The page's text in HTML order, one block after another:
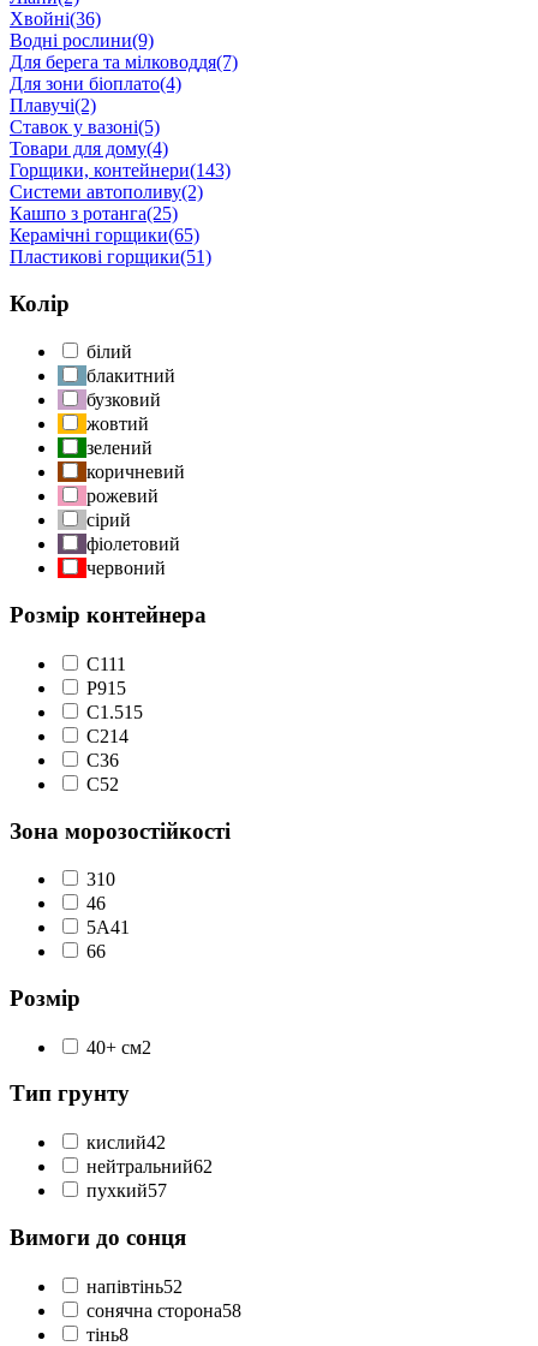
Хвойні(36)
Водні рослини(9)
Для берега та мілководдя(7)
Для зони біоплато(4)
Плавучі(2)
Ставок у вазоні(5)
Товари для дому(4)
Горщики, контейнери(143)
Системи автополиву(2)
Кашпо з ротанга(25)
Керамічні горщики(65)
Пластикові горщики(51)
Колір
білий
блакитний
бузковий
жовтий
зелений
коричневий
рожевий
сірий
фіолетовий
червоний
Розмір контейнера
C111
P915
С1.515
С214
С36
С52
Зона морозостійкості
310
46
5А41
66
Розмір
40+ см2
Тип грунту
кислий42
нейтральний62
пухкий57
Вимоги до сонця
напівтінь52
сонячна сторона58
тінь8